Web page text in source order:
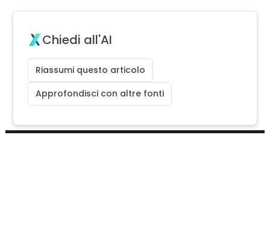
Chiedi all'AI
Riassumi questo articolo
Approfondisci con altre fonti